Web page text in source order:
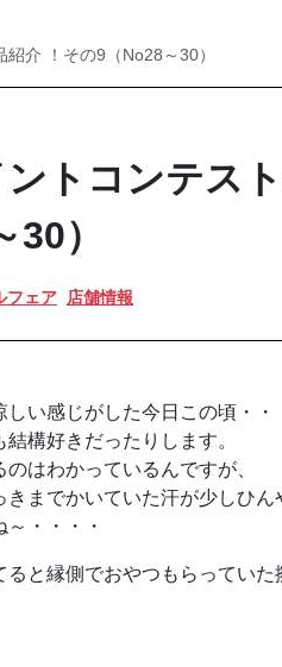
介 ！その9（No28～30）
ントコンテス
）
フェア 店舗情報
い感じがした今日この頃・・
構好きだったりします。
はわかっているんですが、
までかいていた汗が少しひ
・・・・
と縁側でおやつもらってい